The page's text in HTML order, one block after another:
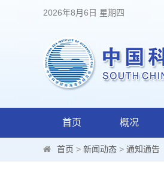
2026年8月6日 星期四
首页 概况
首页 > 新闻动态 > 通知通告